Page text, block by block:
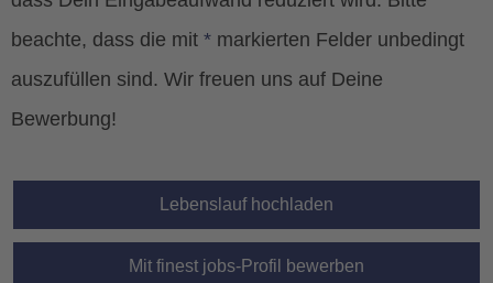
beachte, dass die mit * markierten Felder unbedingt
auszufüllen sind. Wir freuen uns auf Deine
Bewerbung!
Lebenslauf hochladen
Mit finest jobs-Profil bewerben